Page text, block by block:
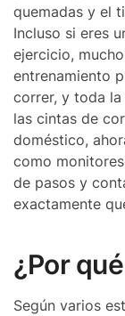
quemadas y el
Incluso si eres
ejercicio,
entrenamiento
correr, y toda la
las cintas de
doméstico,
como
de pasos y
exactamente
¿Por
Según varios